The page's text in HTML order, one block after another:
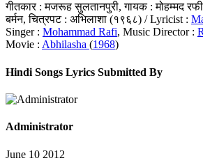
गीतकार : मजरूह सुलतानपुरी, गायक : मोहम्मद
बर्मन, चित्रपट : अभिलाशा (१९६८) / Lyricist :
Singer : Mohammad Rafi, Music Director :
Movie : Abhilasha (1968)
Hindi Songs Lyrics Submitted By
Administrator
June 10 2012